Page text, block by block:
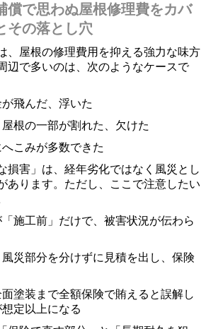
償で思わぬ屋根修理費をカバ
その落とし穴
、屋根の修理費用を抑える強力な味方
辺で多いのは、次のようなケースで
飛んだ、浮いた
根の一部が割れた、欠けた
こみが多数できた
損害」は、経年劣化ではなく風災とし
あります。ただし、ここで注意したい
施工前」だけで、被害状況が伝わら
災部分を分けずに見積を出し、保険
塗装まで全額保険で賄えると誤解し
定以上になる